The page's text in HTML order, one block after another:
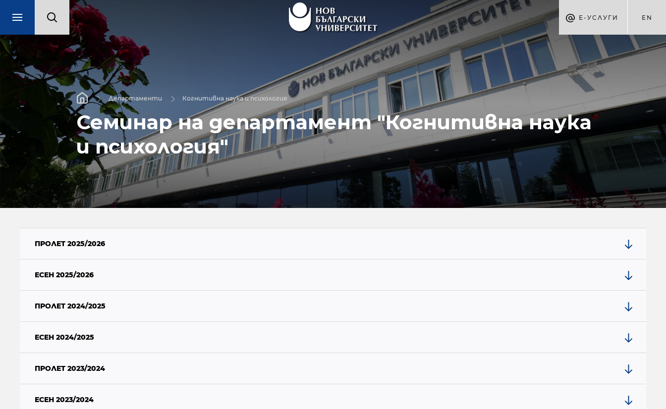
Е-УСЛУГИ EN
Департаменти Когнитивна наука и психология
Семинар на департамент "Когнитивна наука
и психология"
ПРОЛЕТ 2025/2026
ЕСЕН 2025/2026
ПРОЛЕТ 2024/2025
ЕСЕН 2024/2025
ПРОЛЕТ 2023/2024
ЕСЕН 2023/2024